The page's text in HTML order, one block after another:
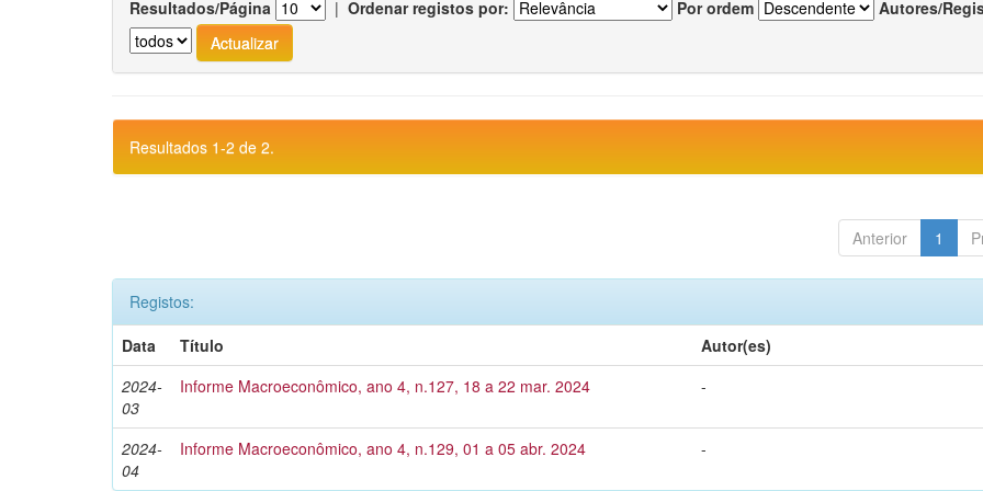
Resultados/Página | Ordenar registos por: Por ordem Autores/
Resultados 1-2 de 2.
Anterior 1
Registos:
Data
Título
Autor(es)
2024-
03
Informe Macroeconômico, ano 4, n.127, 18 a 22 mar. 2024 -
2024-
04
Informe Macroeconômico, ano 4, n.129, 01 a 05 abr. 2024 -